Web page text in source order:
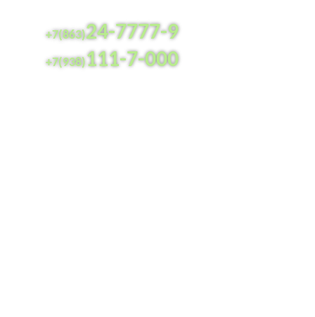
+7(863)24-7777-9
+7(938)111-7-000